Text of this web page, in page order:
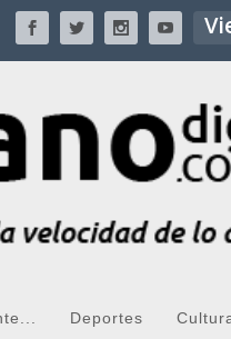
Deportes